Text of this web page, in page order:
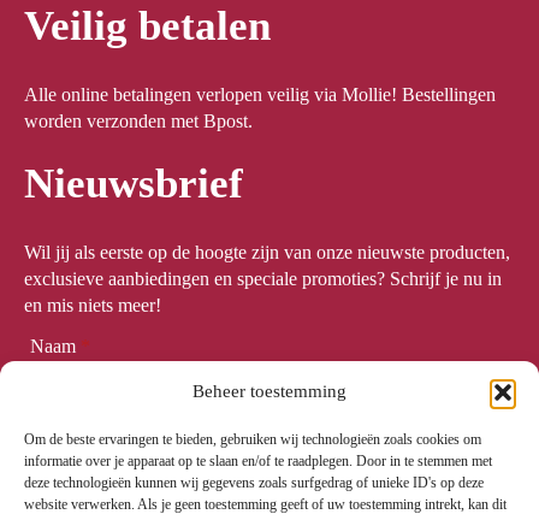
Beheer toestemming
Om de beste ervaringen te bieden, gebruiken wij technologieën zoals cookies om
informatie over je apparaat op te slaan en/of te raadplegen. Door in te stemmen met
deze technologieën kunnen wij gegevens zoals surfgedrag of unieke ID's op deze
website verwerken. Als je geen toestemming geeft of uw toestemming intrekt, kan dit
Veilig betalen
Alle online betalingen verlopen veilig via Mollie! Bestellingen
worden verzonden met Bpost.
Nieuwsbrief
Wil jij als eerste op de hoogte zijn van onze nieuwste producten,
exclusieve aanbiedingen en speciale promoties? Schrijf je nu in
en mis niets meer!
Naam *
Email *